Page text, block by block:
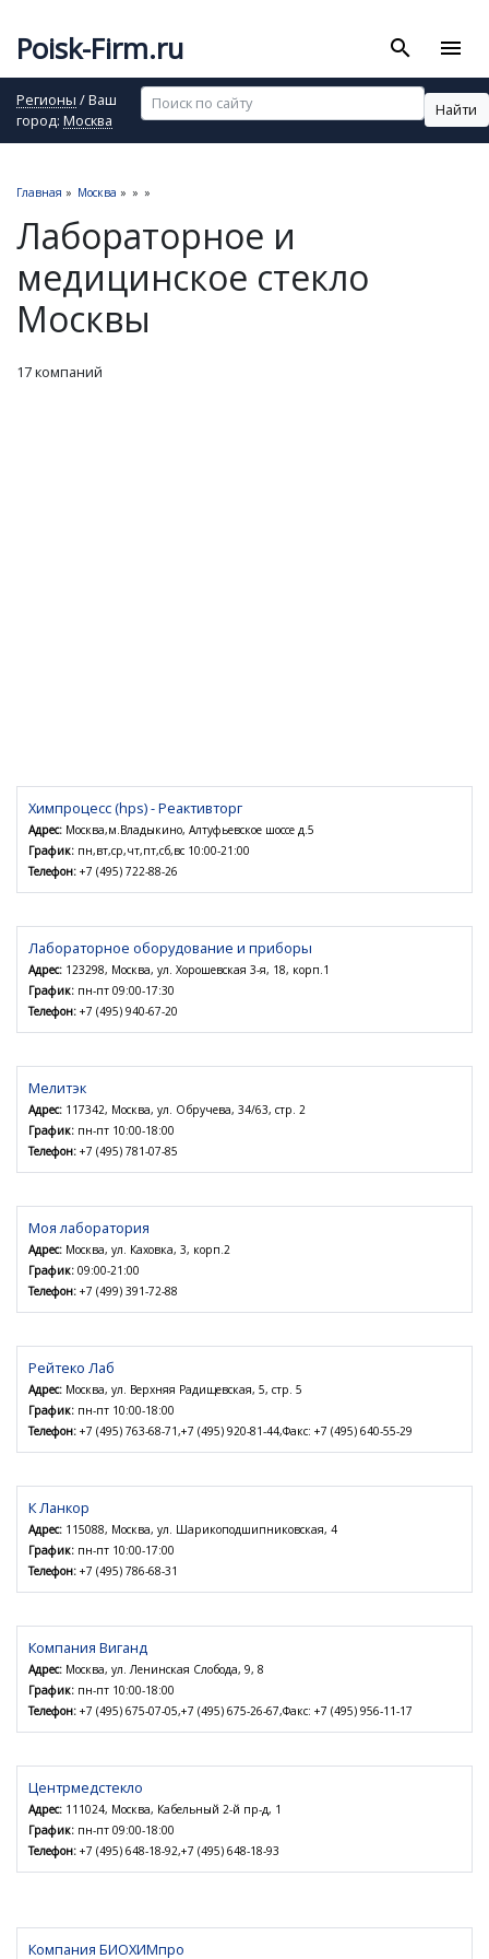
Poisk-Firm.ru search menu
Регионы / Ваш
город: Москва
Найти
Главная » Москва » » »
Лабораторное и
медицинское стекло
Москвы
17 компаний
Химпроцесс (hps) - Реактивторг
Адрес: Москва,м.Владыкино, Алтуфьевское шоссе д.5
График: пн,вт,ср,чт,пт,сб,вс 10:00-21:00
Телефон: +7 (495) 722-88-26
Лабораторное оборудование и приборы
Адрес: 123298, Москва, ул. Хорошевская 3-я, 18, корп.1
График: пн-пт 09:00-17:30
Телефон: +7 (495) 940-67-20
Мелитэк
Адрес: 117342, Москва, ул. Обручева, 34/63, стр. 2
График: пн-пт 10:00-18:00
Телефон: +7 (495) 781-07-85
Моя лаборатория
Адрес: Москва, ул. Каховка, 3, корп.2
График: 09:00-21:00
Телефон: +7 (499) 391-72-88
Рейтеко Лаб
Адрес: Москва, ул. Верхняя Радищевская, 5, стр. 5
График: пн-пт 10:00-18:00
Телефон: +7 (495) 763-68-71,+7 (495) 920-81-44,Факс: +7 (495) 640-55-29
К Ланкор
Адрес: 115088, Москва, ул. Шарикоподшипниковская, 4
График: пн-пт 10:00-17:00
Телефон: +7 (495) 786-68-31
Компания Виганд
Адрес: Москва, ул. Ленинская Слобода, 9, 8
График: пн-пт 10:00-18:00
Телефон: +7 (495) 675-07-05,+7 (495) 675-26-67,Факс: +7 (495) 956-11-17
Центрмедстекло
Адрес: 111024, Москва, Кабельный 2-й пр-д, 1
График: пн-пт 09:00-18:00
Телефон: +7 (495) 648-18-92,+7 (495) 648-18-93
Компания БИОХИМпро